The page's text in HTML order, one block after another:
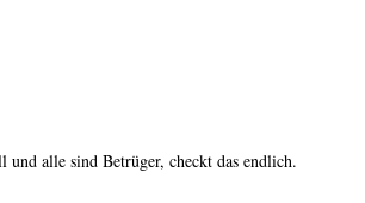
alle sind Betrüger, checkt das endlich.